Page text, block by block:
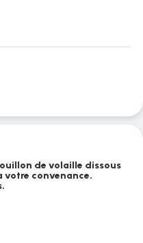
de volaille dissous
votre convenance.